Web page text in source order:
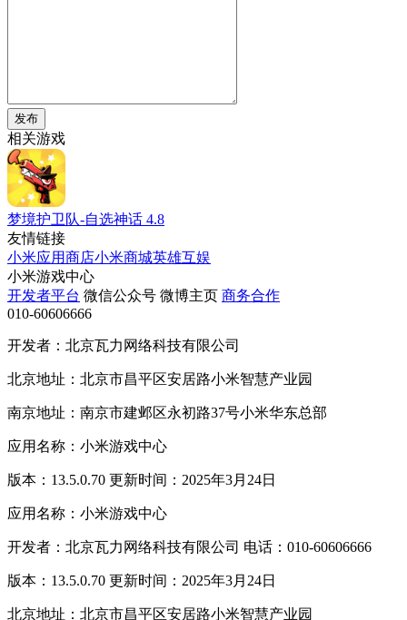
发布
相关游戏
梦境护卫队-自选神话 4.8
友情链接
小米应用商店小米商城英雄互娱
小米游戏中心
开发者平台 微信公众号 微博主页 商务合作
010-60606666
开发者：北京瓦力网络科技有限公司
北京地址：北京市昌平区安居路小米智慧产业园
南京地址：南京市建邺区永初路37号小米华东总部
应用名称：小米游戏中心
版本：13.5.0.70 更新时间：2025年3月24日
应用名称：小米游戏中心
开发者：北京瓦力网络科技有限公司 电话：010-60606666
版本：13.5.0.70 更新时间：2025年3月24日
北京地址：北京市昌平区安居路小米智慧产业园